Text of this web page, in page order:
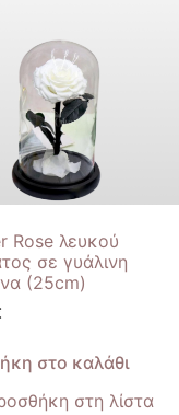
Rose λευκού
σε γυάλινη
(25cm)
στο καλάθι
στη λίστα